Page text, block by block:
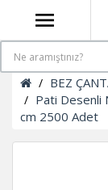
BEZ
Pati Desenli
cm 2500 Adet